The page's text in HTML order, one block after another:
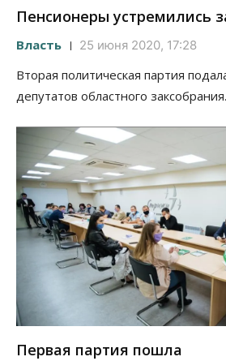
Пенсионеры устремились
Власть 25 июня 2020, 17:28
Вторая политическая партия
депутатов областного заксобрания.
Первая партия пошла